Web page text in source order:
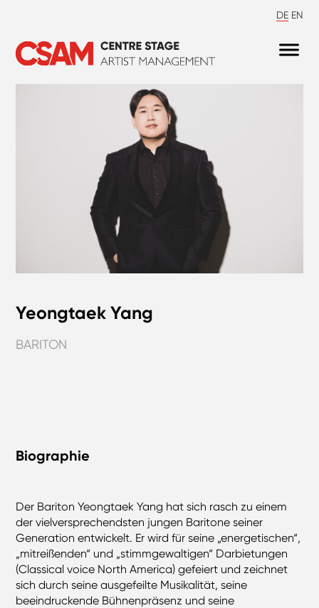
DE EN
Yeongtaek Yang
BARITON
Biographie
Der Bariton Yeongtaek Yang hat sich rasch zu einem
der vielversprechendsten jungen Baritone seiner
Generation entwickelt. Er wird für seine „energetischen“,
„mitreißenden“ und „stimmgewaltigen“ Darbietungen
(Classical voice North America) gefeiert und zeichnet
sich durch seine ausgefeilte Musikalität, seine
beeindruckende Bühnenpräsenz und seine